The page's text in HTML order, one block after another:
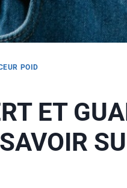
POID
ET